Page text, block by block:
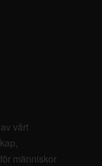
vårt
människor